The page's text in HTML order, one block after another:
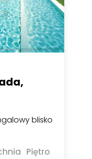
blisko
Piętro